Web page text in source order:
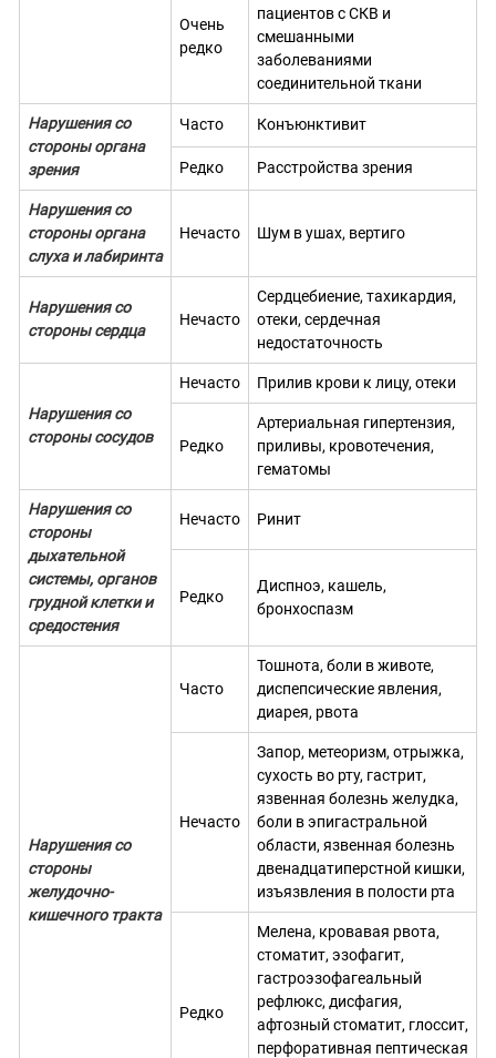
Очень
редко
пациентов с СКВ и
смешанными
заболеваниями
соединительной ткани
Нарушения со
стороны органа
зрения
Часто Конъюнктивит
Редко Расстройства зрения
Нарушения со
стороны органа
слуха и лабиринта
Нечасто Шум в ушах, вертиго
Нарушения со
стороны сердца
Нечасто
Сердцебиение, тахикардия,
отеки, сердечная
недостаточность
Нарушения со
стороны сосудов
Нечасто Прилив крови к лицу, отеки
Редко
Артериальная гипертензия,
приливы, кровотечения,
гематомы
Нарушения со
стороны
дыхательной
системы, органов
грудной клетки и
средостения
Нечасто Ринит
Редко
Диспноэ, кашель,
бронхоспазм
Нарушения со
стороны
желудочно-
кишечного тракта
Часто
Тошнота, боли в животе,
диспепсические явления,
диарея, рвота
Нечасто
Запор, метеоризм, отрыжка,
сухость во рту, гастрит,
язвенная болезнь желудка,
боли в эпигастральной
области, язвенная болезнь
двенадцатиперстной кишки,
изъязвления в полости рта
Редко
Мелена, кровавая рвота,
стоматит, эзофагит,
гастроэзофагеальный
рефлюкс, дисфагия,
афтозный стоматит, глоссит,
перфоративная пептическая